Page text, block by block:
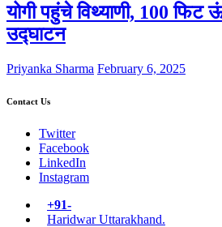
योगी पहुंचे विथ्याणी, 100 फिट
उद्घाटन
Priyanka Sharma February 6, 2025
Contact Us
Twitter
Facebook
LinkedIn
Instagram
+91-
Haridwar Uttarakhand.